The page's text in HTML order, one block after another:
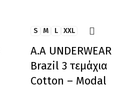
S M L XXL
A.A UNDERWEAR
Brazil 3 τεμάχια
Cotton – Modal